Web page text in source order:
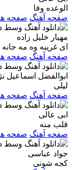
الوعده وفا
صفحه آهنگ صفحه
مهیار خلیل زاده
ای غریبه وه مه جانه
صفحه آهنگ صفحه
ابوالفضل اسماعیل
لیلی
صفحه آهنگ صفحه
ابی عالی
قلب منه
صفحه آهنگ صفحه
جواد عباسی
کجه شونی